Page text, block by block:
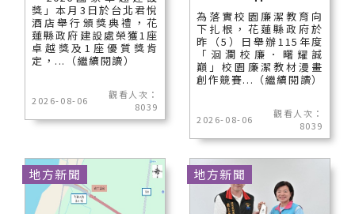
獎」本月3日於台北君悅
酒店舉行頒獎典禮，花
蓮縣政府建設處榮獲1座
卓越獎及1座優質獎肯
定，...（繼續閱讀）
2026-08-06
觀看人次：
8039
為落實校園廉潔教育向
下扎根，花蓮縣政府於
昨（5）日舉辦115年度
「洄瀾校廉．曙耀誠
巔」校園廉潔教材漫畫
創作競賽...（繼續閱讀）
2026-08-06
觀看人次：
8039
地方新聞 地方新聞